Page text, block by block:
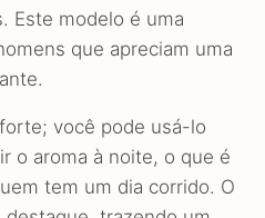
Este modelo é uma
que apreciam uma
você pode usá-lo
o aroma à noite, o que é
tem um dia corrido. O